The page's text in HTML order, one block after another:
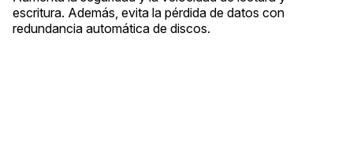
escritura. Además, evita la pérdida de datos con
redundancia automática de discos.